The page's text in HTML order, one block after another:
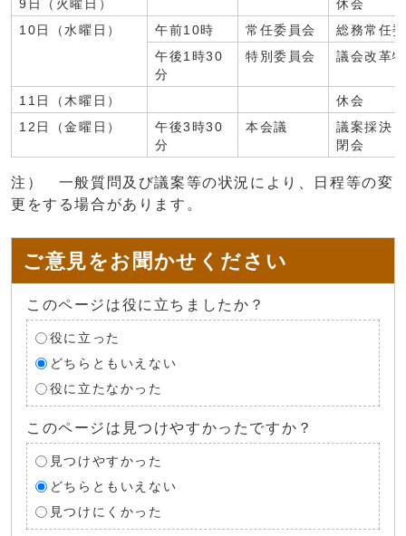
9日（火曜日）
休会
10日（水曜日）
午前10時 常任委員会
総務常任
午後1時30
分
特別委員会 議会改革
11日（木曜日）
休会
12日（金曜日）
午後3時30
分
本会議
議案採決
閉会
注） 一般質問及び議案等の状況により、日程等の変
更をする場合があります。
ご意見をお聞かせください
このページは役に立ちましたか？
役に立った
どちらともいえない
役に立たなかった
このページは見つけやすかったですか？
見つけやすかった
どちらともいえない
見つけにくかった